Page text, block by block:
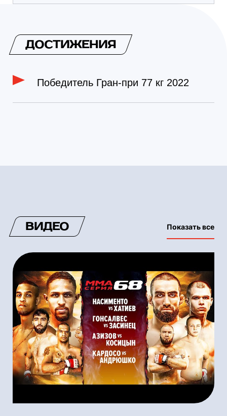
ДОСТИЖЕНИЯ
Победитель Гран-при 77 кг 2022
ВИДЕО Показать все